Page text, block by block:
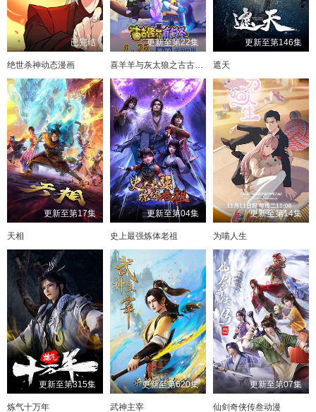
已完结
绝世杀神动态漫画
更新至第22集
喜羊羊与灰太狼之古古怪界有古怪
更新至第146集
遮天
更新至第17集
天相
更新至第04集
史上最强炼体老祖
更新至第14集
为喵人生
更新至第315集
炼气十万年
更新至第620集
武神主宰
更新至第07集
仙剑奇侠传叁动漫